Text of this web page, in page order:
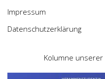
Impressum
Datenschutzerklärung
Kolumne